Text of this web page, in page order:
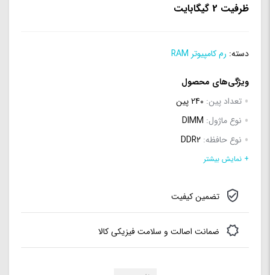
ظرفیت 2 گیگابایت
دسته: رم کامپیوتر RAM
ویژگی‌های محصول
تعداد پین: 240 پین
نوع ماژول: DIMM
نوع حافظه: DDR2
میزان تاخیر:
تعداد ماژول:یک عدد
فرکانس RAM:
800
ظرفیت هر ماژول:2 گیگابایت
+ نمایش بیشتر
تضمین کیفیت
ضمانت اصالت و سلامت فیزیکی کالا